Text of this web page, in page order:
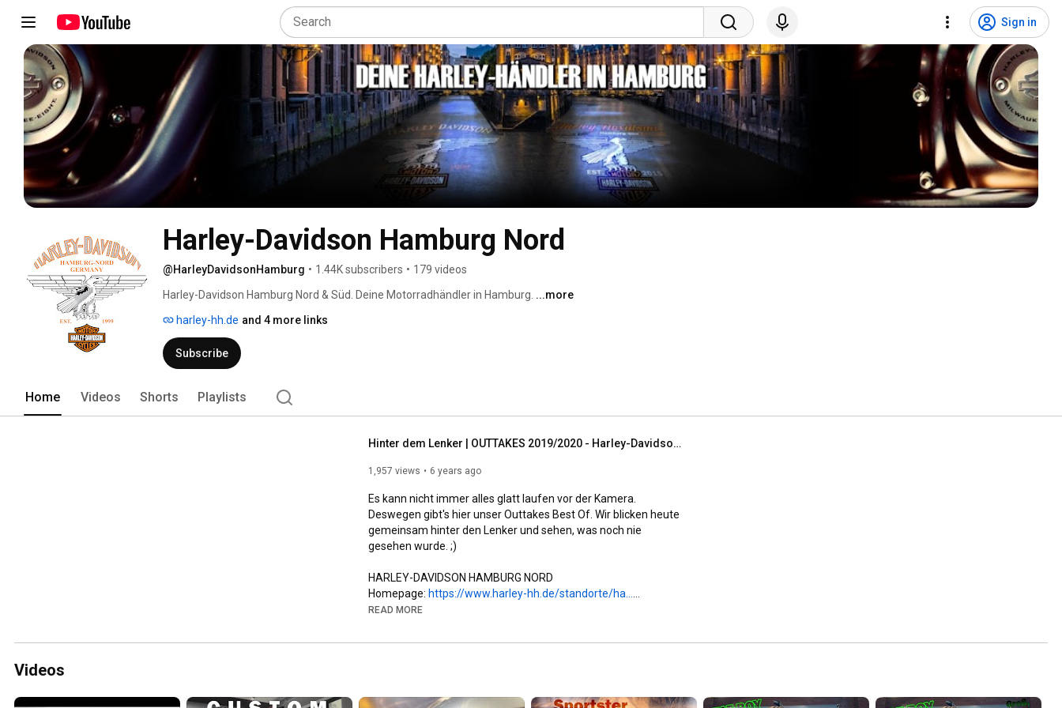
Sign in
Harley-Davidson Hamburg Nord
@HarleyDavidsonHamburg • 1.44K subscribers • 179 videos
Harley-Davidson Hamburg Nord & Süd. Deine Motorradhändler in Hamburg. ...more
harley-hh.de and 4 more links
Subscribe
Home Videos Shorts Playlists
Hinter dem Lenker | OUTTAKES 2019/2020 - Harley-Davidson Hamburg Nord
1,957 views 6 years ago
Es kann nicht immer alles glatt laufen vor der Kamera.
Deswegen gibt's hier unser Outtakes Best Of. Wir blicken heute
gemeinsam hinter den Lenker und sehen, was noch nie
gesehen wurde. ;)
HARLEY-DAVIDSON HAMBURG NORD
Homepage: https://www.harley-hh.de/standorte/ha...
Facebook: https://www.facebook.com/HarleyHH.de/
Mobile.de: https://home.mobile.de/HARLEYDAVIDSON...
Marty Gots a Plan Kevin MacLeod (incompetech.com)
READ MORE
Videos